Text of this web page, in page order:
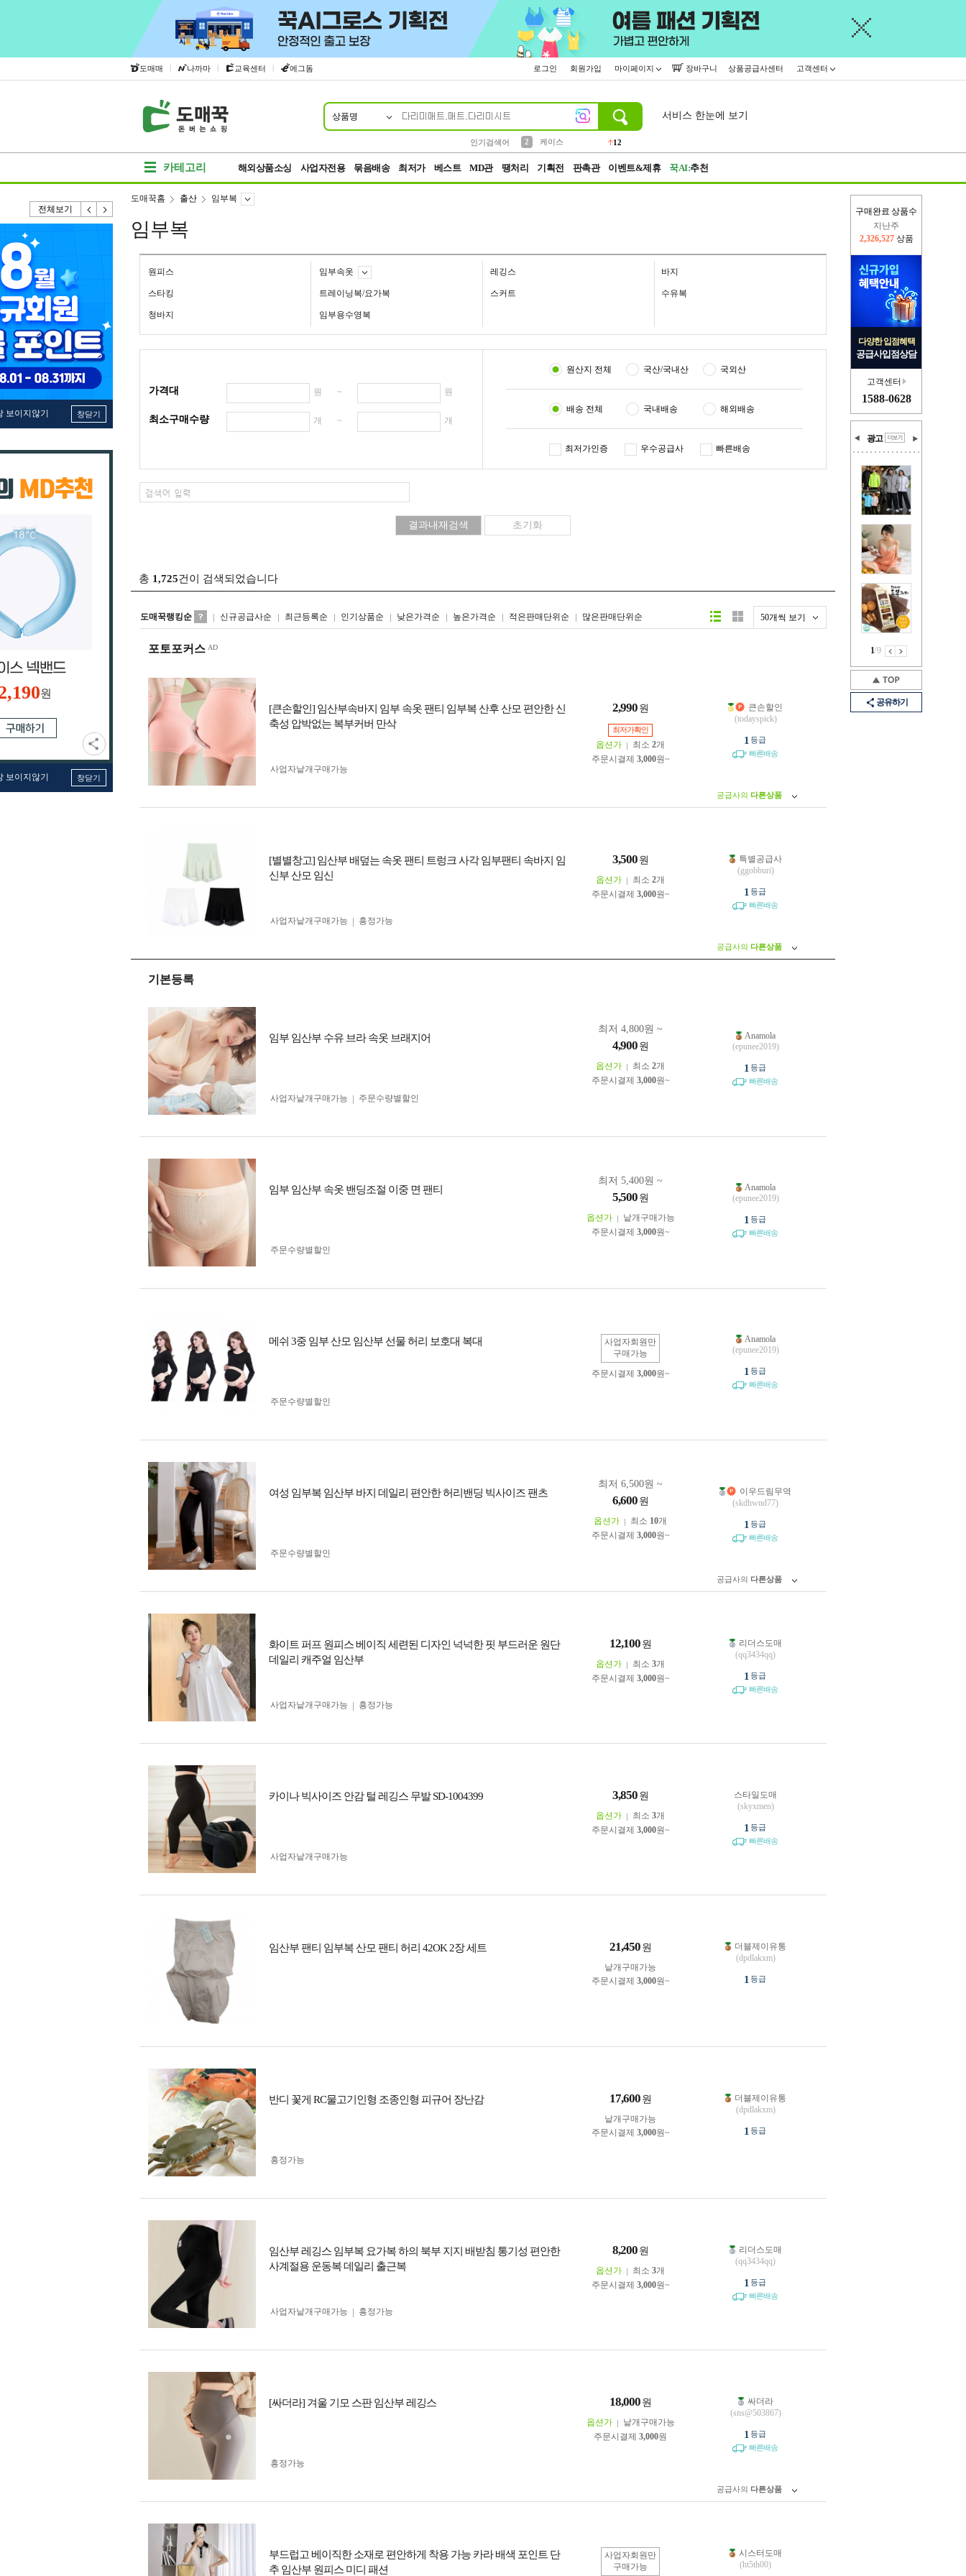
도매매 | 나까마 | 교육센터 | 에그돔 로그인 회원가입 마이페이지 장바구니 상품공급사센터 고객센터
상품명
인기검색어
2
케이스
12
서비스 한눈에 보기
카테고리 해외상품소싱 사업자전용 묶음배송 최저가 베스트 MD관 땡처리 기획전 판촉관 이벤트&제휴 꾹AI:추천
전체보기
보이지않기 창닫기
원
보이지않기 창닫기
구매완료 상품수
이번주
2,228,378 상품
다양한 입점혜택
공급사입점상담
고객센터
1588-0628
광고
1/9
공유하기
도매꾹홈 출산 임부복
임부복
원피스 임부속옷 레깅스 바지
스타킹 트레이닝복/요가복 스커트 수유복
청바지 임부용수영복
가격대 원 ~ 원
최소구매수량 개 ~ 개
원산지 전체 국산/국내산 국외산
배송 전체 국내배송 해외배송
최저가인증 우수공급사 빠른배송
총 1,725건이 검색되었습니다
도매꾹랭킹순 신규공급사순 최근등록순 인기상품순 낮은가격순 높은가격순 적은판매단위순 많은판매단위순 50개씩 보기
리스트형갤러리형
포토포커스
[큰손할인] 임산부속바지 임부 속옷 팬티 임부복 산후 산모 편안한 신
축성 압박없는 복부커버 만삭
2,990 원
최저가확인
옵션가 최소 2개
주문시결제 3,000원~
사업자 낱개구매가능
큰손할인
(todayspick)
1 등급
빠른배송
공급사의 다른상품
[별별창고] 임산부 배덮는 속옷 팬티 트렁크 사각 임부팬티 속바지 임
신부 산모 임신
3,500 원
옵션가 최소 2개
주문시결제 3,000원~
사업자 낱개구매가능 흥정가능
특별공급사
(ggobburi)
1 등급
빠른배송
공급사의 다른상품
기본등록
임부 임산부 수유 브라 속옷 브래지어
최저 4,800원 ~
4,900 원
옵션가 최소 2개
주문시결제 3,000원~
사업자 낱개구매가능
주문수량별할인
Anamola
(epunee2019)
1 등급
빠른배송
임부 임산부 속옷 밴딩조절 이중 면 팬티
최저 5,400원 ~
5,500 원
옵션가
낱개구매가능
주문시결제 3,000원~
주문수량별할인
Anamola
(epunee2019)
1 등급
빠른배송
메쉬 3중 임부 산모 임산부 선물 허리 보호대 복대
사업자회원만
구매가능
주문시결제 3,000원~
주문수량별할인
Anamola
(epunee2019)
1 등급
빠른배송
여성 임부복 임산부 바지 데일리 편안한 허리밴딩 빅사이즈 팬츠
최저 6,500원 ~
6,600 원
옵션가 최소 10개
주문시결제 3,000원~
주문수량별할인
이우드림무역
(skdhwnd77)
1 등급
빠른배송
공급사의 다른상품
화이트 퍼프 원피스 베이직 세련된 디자인 넉넉한 핏 부드러운 원단
데일리 캐주얼 임산부
12,100 원
옵션가 최소 3개
주문시결제 3,000원~
사업자 낱개구매가능 흥정가능
리더스도매
(qq3434qq)
1 등급
빠른배송
카이나 빅사이즈 안감 털 레깅스 무발 SD-1004399 3,850 원
옵션가 최소 3개
주문시결제 3,000원~
사업자 낱개구매가능
스타일도매
(skyxmen)
1 등급
빠른배송
임산부 팬티 임부복 산모 팬티 허리 42OK 2장 세트 21,450 원
낱개구매가능
주문시결제 3,000원~
더블제이유통
(dpdlakxm)
1 등급
반디 꽃게 RC물고기인형 조종인형 피규어 장난감 17,600 원
낱개구매가능
주문시결제 3,000원~
흥정가능
더블제이유통
(dpdlakxm)
1 등급
임산부 레깅스 임부복 요가복 하의 북부 지지 배받침 통기성 편안한
사계절용 운동복 데일리 출근복
8,200 원
옵션가 최소 3개
주문시결제 3,000원~
사업자 낱개구매가능 흥정가능
리더스도매
(qq3434qq)
1 등급
빠른배송
[싸더라] 겨울 기모 스판 임산부 레깅스 18,000 원
옵션가
낱개구매가능
주문시결제 3,000원
흥정가능
싸더라
(sns@503867)
1 등급
빠른배송
공급사의 다른상품
부드럽고 베이직한 소재로 편안하게 착용 가능 카라 배색 포인트 단
추 임산부 원피스 미디 패션
사업자회원만
구매가능
시스터도매
(ht5th00)